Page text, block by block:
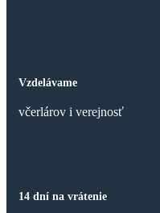
Vzdelávame
včerlárov i verejnosť
14 dní na vrátenie